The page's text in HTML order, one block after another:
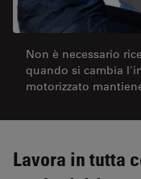
Non è necessario
quando si cambia
motorizzato
Lavora in tutta